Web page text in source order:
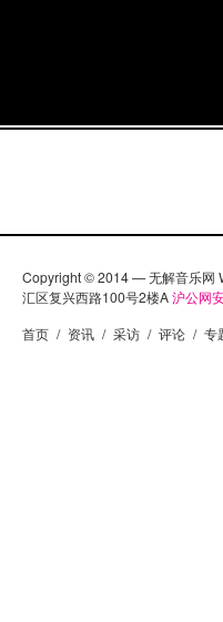
Copyright © 2014 — 无解音乐网
汇区复兴西路100号2楼A沪公网
首页 / 资讯 / 采访 / 评论 / 专